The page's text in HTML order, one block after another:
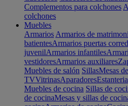
Complementos para colchones
colchones
Muebles
Armarios Armarios de
batientesArmarios puertas
juvenilArmarios infantiles
vestidoresArmarios auxiliares
Muebles de salón SillasMesas
TVVitrinasAparadores
Muebles de cocina Sillas de
de cocinaMesas y sillas de